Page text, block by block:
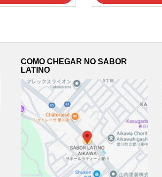
COMO CHEGAR NO SABOR
LATINO